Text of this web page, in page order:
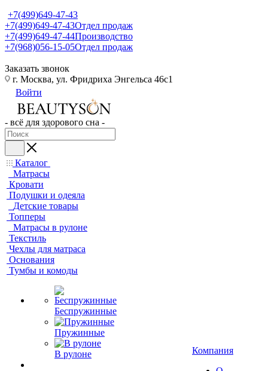
+7(499)649-47-43
+7(499)649-47-43Отдел продаж
+7(499)649-47-44Производство
+7(968)056-15-05Отдел продаж
Заказать звонок
г. Москва, ул. Фридриха Энгельса 46с1
Войти
- всё для здорового сна -
Каталог
Матрасы
Кровати
Подушки и одеяла
Детские товары
Топперы
Матрасы в рулоне
Текстиль
Чехлы для матраса
Основания
Тумбы и комоды
Беспружинные
Пружинные
В рулоне
Компания